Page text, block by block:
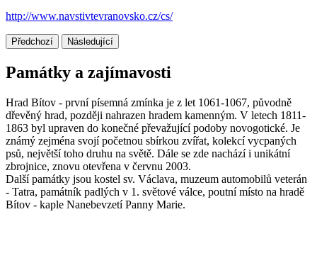
http://www.navstivtevranovsko.cz/cs/
Předchozí Následující
Památky a zajímavosti
Hrad Bítov - první písemná zmínka je z let 1061-1067, původně
dřevěný hrad, později nahrazen hradem kamenným. V letech 1811-
1863 byl upraven do konečné převažující podoby novogotické. Je
známý zejména svojí početnou sbírkou zvířat, kolekcí vycpaných
psů, největší toho druhu na světě. Dále se zde nachází i unikátní
zbrojnice, znovu otevřena v červnu 2003.
Další památky jsou kostel sv. Václava, muzeum automobilů veterán
- Tatra, památník padlých v 1. světové válce, poutní místo na hradě
Bítov - kaple Nanebevzetí Panny Marie.